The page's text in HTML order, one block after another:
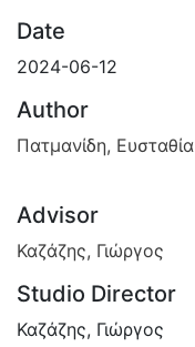
Date
2024-06-12
Author
Πατμανίδη, Ευσταθία
Advisor
Καζάζης, Γιώργος
Studio Director
Καζάζης, Γιώργος